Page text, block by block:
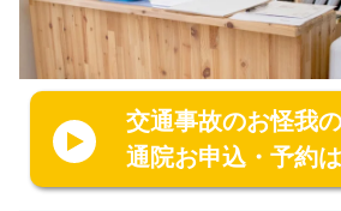
交通事故のお怪我の
通院お申込・予約